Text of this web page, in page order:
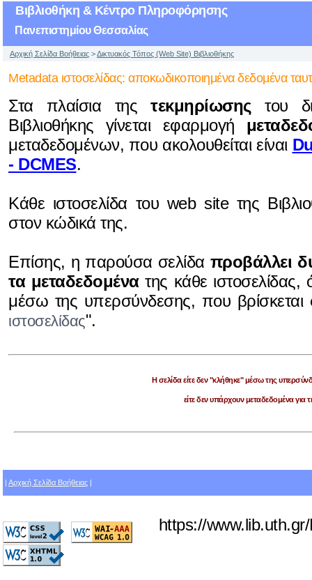
Βιβλιοθήκη & Κέντρο Πληροφόρησης
Πανεπιστημίου Θεσσαλίας
Αρχική Σελίδα Βοήθειας >Δικτυακός Τόπος (Web Site) Βιβλιοθήκης
Metadata ιστοσελίδας: αποκωδικοποιημένα δεδομένα
Στα πλαίσια τηςτεκμηρίωσηςτου
Βιβλιοθήκης γίνεται εφαρμογή
μεταδεδομένων, που ακολουθείται είναι
- DCMES.
Kάθε ιστοσελίδα του web site της
στον κώδικά της.
Επίσης, η παρούσα σελίδα προβάλλει
τα μεταδεδομένατης κάθε ιστοσελίδας,
μέσω της υπερσύνδεσης, που βρίσκεται
ιστοσελίδας".
Η σελίδα είτε δεν "κλήθηκε" μέσω της
είτε δεν υπάρχουν μεταδεδομένα για
| Αρχική Σελίδα Βοήθειας |
https://